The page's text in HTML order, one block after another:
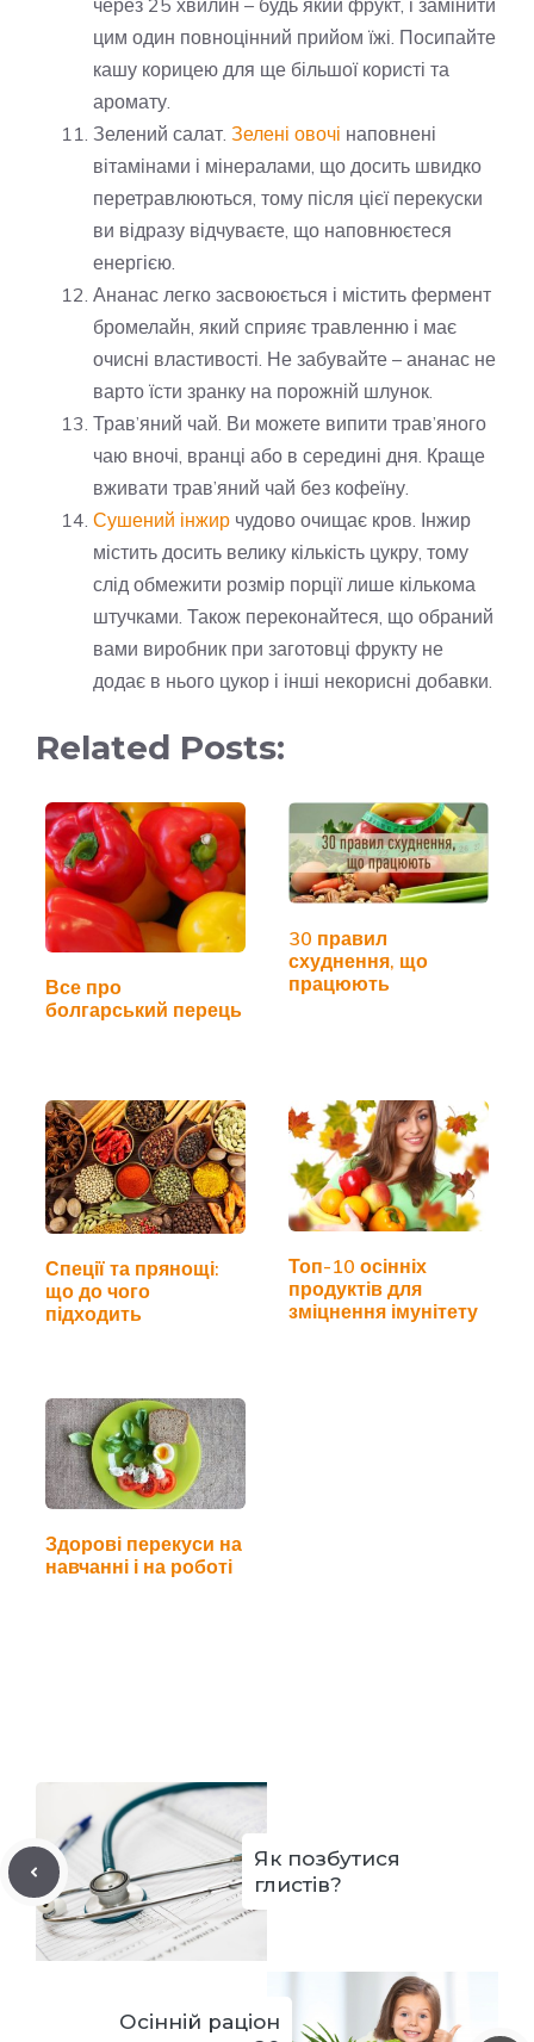
через 25 хвилин – будь який фрукт, і замінити
цим один повноцінний прийом їжі. Посипайте
кашу корицею для ще більшої користі та
аромату.
Зелений салат. Зелені овочі наповнені
вітамінами і мінералами, що досить швидко
перетравлюються, тому після цієї перекуски
ви відразу відчуваєте, що наповнюєтеся
енергією.
Ананас легко засвоюється і містить фермент
бромелайн, який сприяє травленню і має
очисні властивості. Не забувайте – ананас не
варто їсти зранку на порожній шлунок.
Трав’яний чай. Ви можете випити трав’яного
чаю вночі, вранці або в середині дня. Краще
вживати трав’яний чай без кофеїну.
Сушений інжир чудово очищає кров. Інжир
містить досить велику кількість цукру, тому
слід обмежити розмір порції лише кількома
штучками. Також переконайтеся, що обраний
вами виробник при заготовці фрукту не
додає в нього цукор і інші некорисні добавки.
Related Posts:
Все про
болгарський перець
30 правил
схуднення, що
працюють
Спеції та прянощі:
що до чого
підходить
Топ-10 осінніх
продуктів для
зміцнення імунітету
Здорові перекуси на
навчанні і на роботі
Як позбутися
глистів?
Осінній раціон